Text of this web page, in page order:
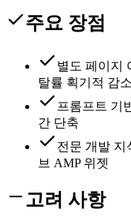
주요 장점
별도 페이지
탈률 획기적 감소
프롬프트 기
간 단축
전문 개발 지
브 AMP 위젯
고려 사항